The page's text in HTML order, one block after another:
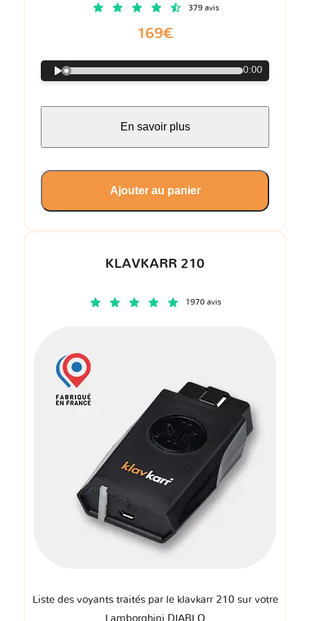
KLAVKARR 210
1970 avis
Liste des voyants traités par le klavkarr 210 sur votre
Lamborghini DIABLO
379 avis
169€
0:00
En savoir plus
Ajouter au panier